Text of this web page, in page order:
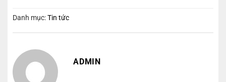
Danh mục:Tin tức
ADMIN